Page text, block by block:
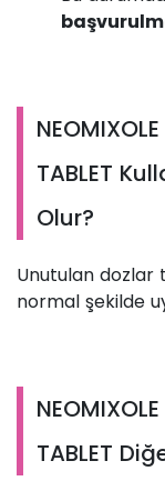
TABLET
Olur?
Unutulan dozlar
normal şekilde
TABLET